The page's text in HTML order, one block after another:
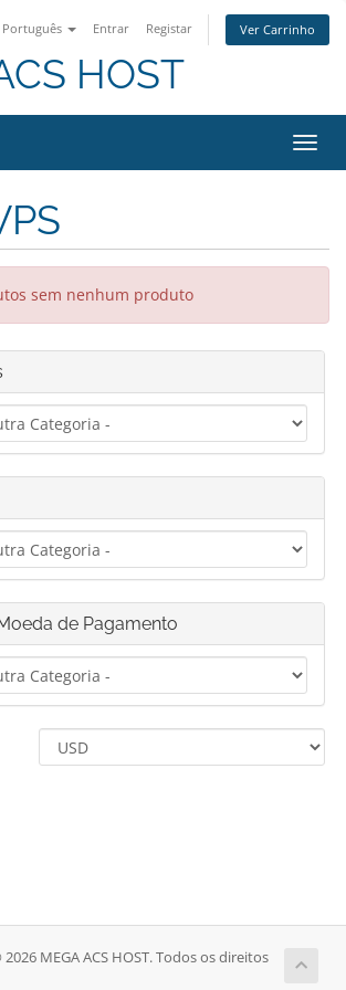
Português Entrar Registar Ver Carrinho
HOST
sem nenhum produto
de Pagamento
MEGA ACS HOST. Todos os direitos